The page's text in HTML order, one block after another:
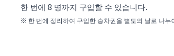
한 번에 8 명까지 구입할 수 있습니다.
※ 한 번에 정리하여 구입한 승차권을 별도의 날로 나누